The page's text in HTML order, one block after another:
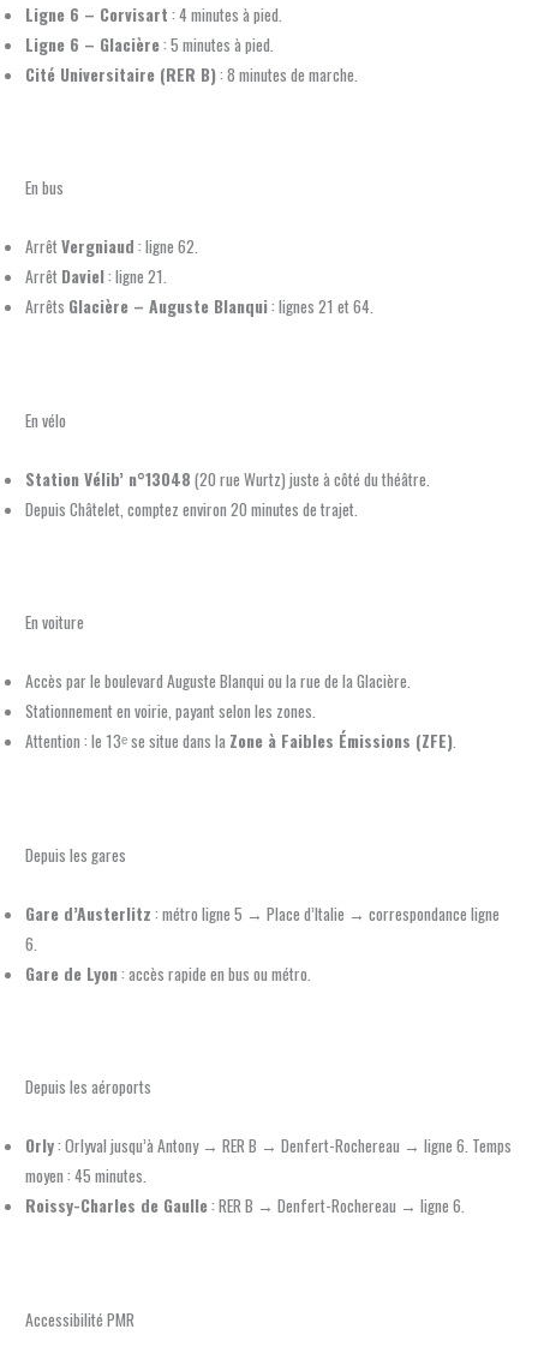
Ligne 6 – Corvisart : 4 minutes à pied.
Ligne 6 – Glacière: 5 minutes à pied.
Cité Universitaire (RER B): 8 minutes de marche.
En bus
ArrêtVergniaud : ligne 62.
Arrêt Daviel: ligne 21.
Arrêts Glacière – Auguste Blanqui: lignes 21 et 64.
En vélo
Station Vélib’ n°13048 (20 rue Wurtz) juste à côté du théâtre.
Depuis Châtelet, comptez environ 20 minutes de trajet.
En voiture
Accès par le boulevard Auguste Blanqui ou la rue de la Glacière.
Stationnement en voirie, payant selon les zones.
Attention : le 13ᵉ se situe dans la Zone à Faibles Émissions (ZFE).
Depuis les gares
Gare d’Austerlitz : métro ligne 5 → Place d’Italie → correspondance ligne
6.
Gare de Lyon: accès rapide en bus ou métro.
Depuis les aéroports
Orly: Orlyval jusqu’à Antony → RER B → Denfert-Rochereau → ligne 6. Temps
moyen : 45 minutes.
Roissy-Charles de Gaulle: RER B → Denfert-Rochereau → ligne 6.
Accessibilité PMR